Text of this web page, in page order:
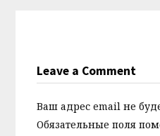
Leave a Comment
Ваш адрес email не
Обязательные поля